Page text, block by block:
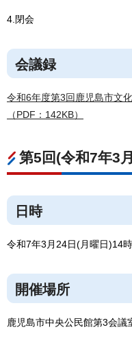
4.閉会
会議録
令和6年度第3回鹿児島市文
（PDF：142KB）
第5回(令和7年3
日時
令和7年3月24日(月曜日)14
開催場所
鹿児島市中央公民館第3会議